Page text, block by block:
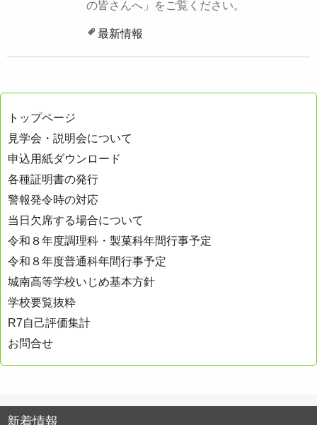
の皆さんへ」をご覧ください。
最新情報
トップページ
見学会・説明会について
申込用紙ダウンロード
各種証明書の発行
警報発令時の対応
当日欠席する場合について
令和８年度調理科・製菓科年間行事予定
令和８年度普通科年間行事予定
城南高等学校いじめ基本方針
学校要覧抜粋
R7自己評価集計
お問合せ
新着情報